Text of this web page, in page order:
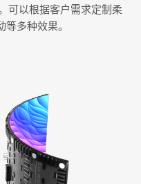
可以根据客户需求定制柔
多种效果。